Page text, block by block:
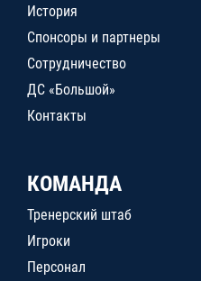
История
Спонсоры и партнеры
Сотрудничество
ДС «Большой»
Контакты
КОМАНДА
Тренерский штаб
Игроки
Персонал